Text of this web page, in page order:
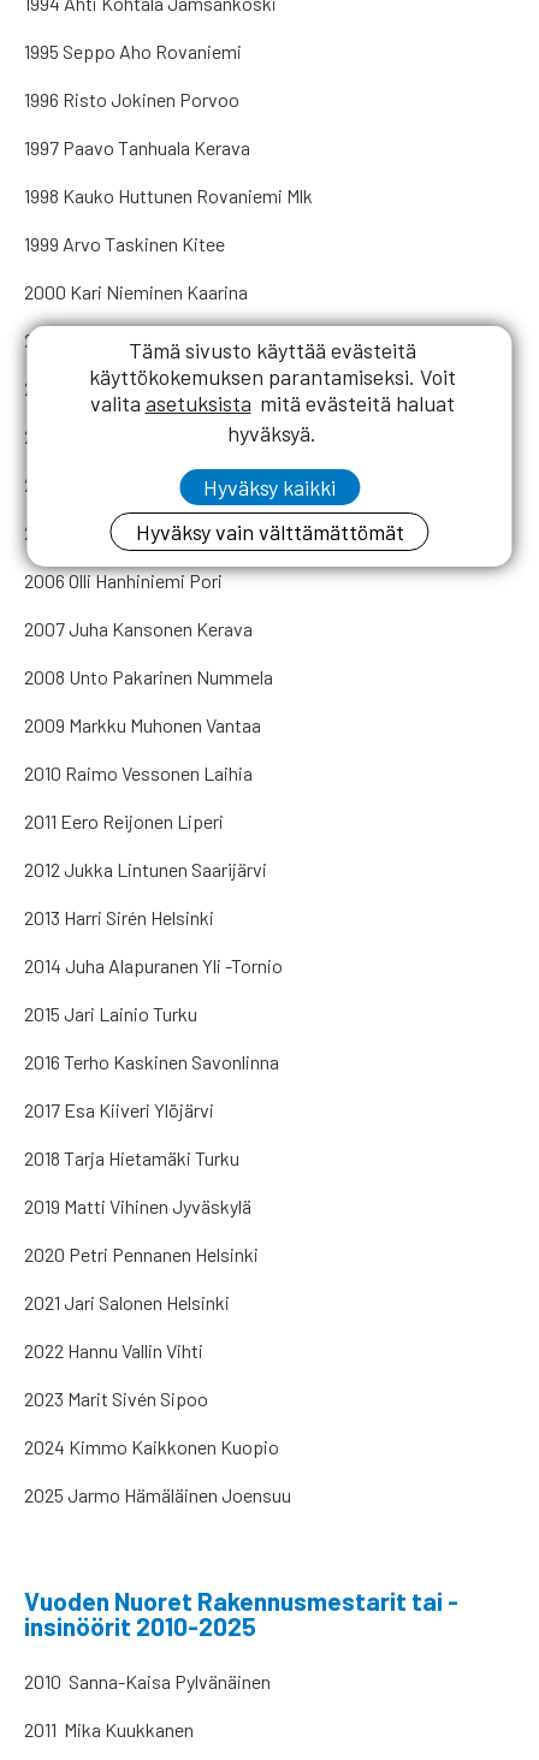
1995 Seppo Aho Rovaniemi
1996 Risto Jokinen Porvoo
1997 Paavo Tanhuala Kerava
1998 Kauko Huttunen Rovaniemi Mlk
1999 Arvo Taskinen Kitee
2000 Kari Nieminen Kaarina
2001 Martti Rissanen Helsinki
2002 Airi Penttilä Valkeala
2003 Matti Eklund Kerava
2004 Heikki Haapanen Helsinki
2005 Veikko Majava Helsinki
2006 Olli Hanhiniemi Pori
2007 Juha Kansonen Kerava
2008 Unto Pakarinen Nummela
2009 Markku Muhonen Vantaa
2010 Raimo Vessonen Laihia
2011 Eero Reijonen Liperi
2012 Jukka Lintunen Saarijärvi
2013 Harri Sirén Helsinki
2014 Juha Alapuranen Yli -Tornio
2015 Jari Lainio Turku
2016 Terho Kaskinen Savonlinna
2017 Esa Kiiveri Ylöjärvi
2018 Tarja Hietamäki Turku
2019 Matti Vihinen Jyväskylä
2020 Petri Pennanen Helsinki
2021 Jari Salonen Helsinki
2022 Hannu Vallin Vihti
2023 Marit Sivén Sipoo
2024 Kimmo Kaikkonen Kuopio
2025 Jarmo Hämäläinen Joensuu
Vuoden Nuoret Rakennusmestarit tai -
insinöörit 2010-2025
2010 Sanna-Kaisa Pylvänäinen
2011 Mika Kuukkanen
Tämä sivusto käyttää evästeitä
käyttökokemuksen parantamiseksi. Voit
valita asetuksista mitä evästeitä haluat
hyväksyä.
Hyväksy kaikki
Hyväksy vain välttämättömät